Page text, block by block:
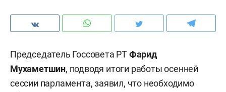
Председатель Госсовета РТФарид
Мухаметшин, подводя итоги работы осенней
сессии парламента, заявил, что необходимо